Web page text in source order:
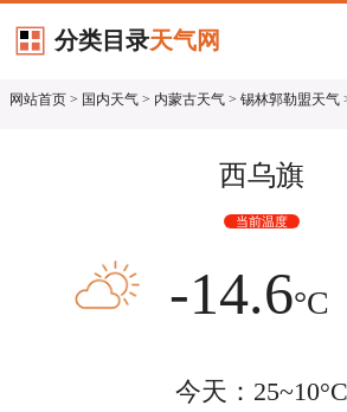
分类目录天气网
网站首页 > 国内天气 > 内蒙古天气 > 锡林郭勒盟天气
西乌旗
当前温度
-14.6°C
今天：25~10°C